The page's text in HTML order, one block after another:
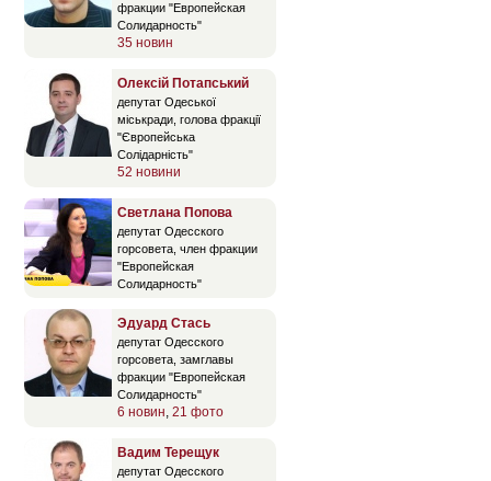
фракции "Европейская
Солидарность"
35 новин
Олексій Потапський
депутат Одеської
міськради, голова фракції
"Європейська
Солідарність"
52 новини
Светлана Попова
депутат Одесского
горсовета, член фракции
"Европейская
Солидарность"
Эдуард Стась
депутат Одесского
горсовета, замглавы
фракции "Европейская
Солидарность"
6 новин, 21 фото
Вадим Терещук
депутат Одесского